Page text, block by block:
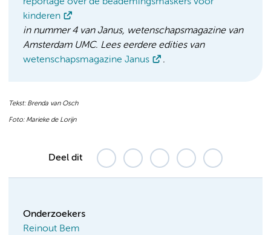
kinderen
in nummer 4 van Janus, wetenschapsmagazine van
Amsterdam UMC. Lees eerdere edities van
wetenschapsmagazine Janus
.
Tekst: Brenda van Osch
Foto: Marieke de Lorijn
Deel dit
Onderzoekers
Reinout Bem